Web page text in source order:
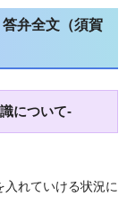
弁全文（須賀
について-
れていける状況に